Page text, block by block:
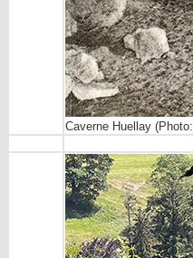
Caverne Huellay (Photo: